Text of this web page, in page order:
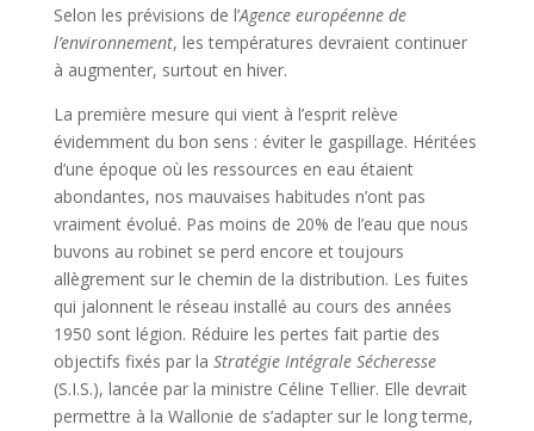
Selon les prévisions de l’Agence européenne de
l’environnement, les températures devraient continuer
à augmenter, surtout en hiver.
La première mesure qui vient à l’esprit relève
évidemment du bon sens : éviter le gaspillage. Héritées
d’une époque où les ressources en eau étaient
abondantes, nos mauvaises habitudes n’ont pas
vraiment évolué. Pas moins de 20% de l’eau que nous
buvons au robinet se perd encore et toujours
allègrement sur le chemin de la distribution. Les fuites
qui jalonnent le réseau installé au cours des années
1950 sont légion. Réduire les pertes fait partie des
objectifs fixés par la Stratégie Intégrale Sécheresse
(S.I.S.), lancée par la ministre Céline Tellier. Elle devrait
permettre à la Wallonie de s’adapter sur le long terme,